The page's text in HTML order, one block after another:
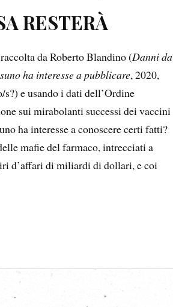
RESTERÀ
da Roberto Blandino (Danni da
ha interesse a pubblicare, 2020,
e usando i dati dell’Ordine
sui mirabolanti successi dei vaccini
ha interesse a conoscere certi fatti?
mafie del farmaco, intrecciati a
d’affari di miliardi di dollari, e coi